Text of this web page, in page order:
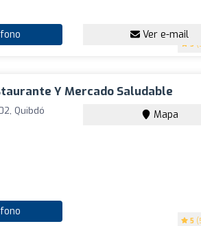
5
Ver e-mail
Y Mercado Saludable
5
Quibdó Mapa